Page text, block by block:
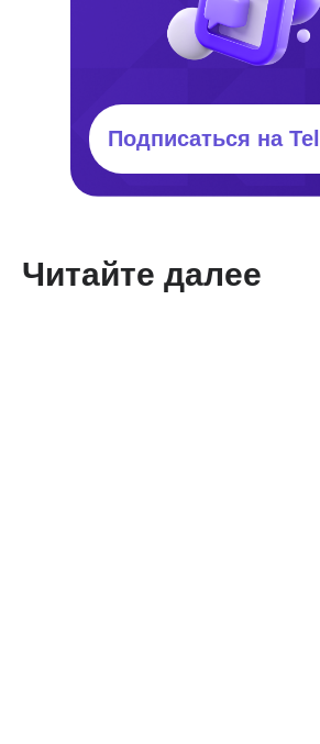
Подписаться на
Читайте далее